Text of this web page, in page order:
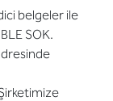
belgeler ile
SOK.